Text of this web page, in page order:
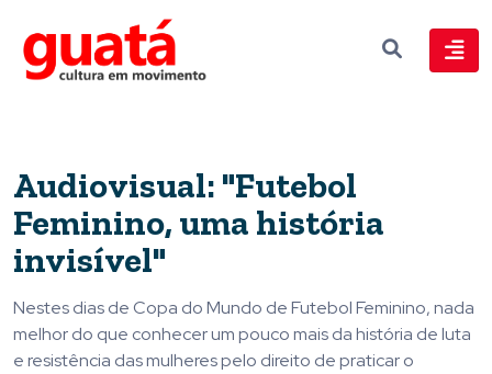
Audiovisual: "Futebol
Feminino, uma história
invisível"
Nestes dias de Copa do Mundo de Futebol Feminino, nada
melhor do que conhecer um pouco mais da história de luta
e resistência das mulheres pelo direito de praticar o